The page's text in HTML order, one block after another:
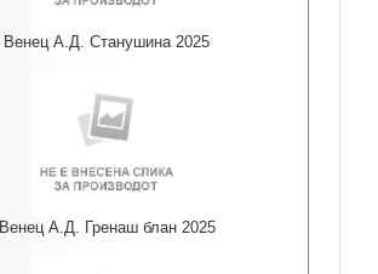
Венец А.Д. Станушина 2025
Венец А.Д. Гренаш блан 2025